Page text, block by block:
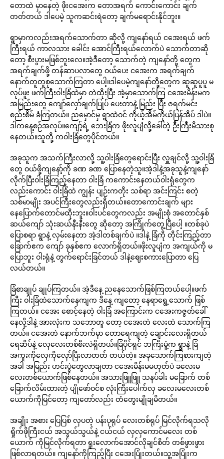
တောထဲ မှာနေတဲ့ ဖိုးငအေးက တောအရက် ကောင်းကောင်း ချက်
တတ်တယ် ဒါပေမဲ့ သူကဆင်းရဲတော့ ချက်မရောင်းနိုင်ဘူး။
ရွာမှာကလည်းအရက်သောက်တာ ဆိုလို့ ကျနော်ရယ် ငအေးရယ် ဖက်
ကြီးရယ် ကာလသား ခေါင်း အောင်ကြီးရယ်လောက်ပဲ သောက်တာဆို
တော့ စီးပွားမဖြစ်ဘူးလေ။အဲ့ဒီတော့ သောက်တဲ့ ကျနော်တို့ တွေက
အရက်ချက်ဖို့ တန်ဆာပလာတွေ ဝယ်ပေး ငအေးက အရက်ချက်
နောက်တူတူစုသောက်ကြတာ ပေါ့။ဒါပေမဲ့ကျနော်တို့တွေက ဆူဆူပူပူ မ
လုပ်ဖူး ဖက်ကြီးဝါးခြံထဲမှာ တဲထိုးပြီး အဲ့မှာသောက်ကြ ငအေးမိန်းမက
အမြည်းတွေ ကျော်လှော်ချက်ပြုပ် ပေးတာနဲ့ မြည်း ပြီး ဇရက်မင်း
စည်းစိမ် ခံကြတယ်။ ညမှောင်မှ ရွာထဲဝင် ကိုယ့်အိမ်ကိုယ်ပြန်အိပ် ဒါပဲ။
ဒါကနေ့စဉ်အလုပ်။ကျော့်ရဲ့ ဘေးခြံက ဖိုးလူပျံလို့ခေါ်တဲ့ ဦးကြီးမိသားစု
နေတယ်။သူတို့ ကဝါးခြံတွေပိုင်တယ်။
အခုသူက အသက်ကြီးလာလို့ သူ့ဝါးခြံတွေရောင်းပြီး လှူချင်လို့ သူ့ဝါးခြံ
တွေ ဝယ်ဖို့ကျနော့်ကို ခဏ ခဏ ပြောနေတဲ့သူ။အဲ့ဒါနဲ့အခုသူနဲ့ကျနော်
လိုက်ပြီးဝါးခြံကြည့်နေတာ ဝါးခြံ ကကောင်းနေတယ်ဝါးရုံတွေက
လည်းကောင်း ဝါးခြံထဲ ကျွန်း ပျဉ်းကတိုး သစ်ရာ အင်းကြင်း စတဲ့
သစ်မာမျိုး အပင်ကြီးတွေလည်းရှိတယ်။တောကောင်းချက် များ
နေပြောက်တောင်မထိုးဘူး။ဝါးပင်တွေကလည်း အမျိုးစုံ အတောင်နှစ်
ဆယ်ကျော် သုံးဆယ်နီးနီးတွေ ဆိုတော့ အကြိုက်တွေ့ပြီပေါ့ ။တစ်ခုပဲ
ပြောစရာ ရွာနဲ့ လှမ်းနေတာ အဲ့ဒါတစ်ချက်ပဲ ။ဒါနဲ့ ခြံကို တိုင်းကြည့်တာ
ခြောက်ဧက ကျော် ခုနှစ်ဧက လောက်ရှိတယ်။ဖိုးလူပျံက အကျယ်ကို မ
ပြောဘူး ဝါးရုံနဲ့ တွက်ရောင်းခြင်တယ် ဒါနဲ့ဈေးစကားပြောတာ ပြေ
လယ်တယ်။
ခြံစာချုပ် ချုပ်ကြတယ်။ အဲ့ဒီနေ့ ညနေသောက်ဖြစ်ကြတယ်ပေါ့။ဖက်
ကြီး ဝါးခြံထဲသောက်နေကျက ဒီနေ့ ကျတော့ နေရာရွေ့သောက် ဖြစ်
ကြတယ်။ ငအေး စောင့်နေတဲ့ ဝါးခြံ အကြောင်းက ငအေးကဇွတ်ခေါ်
နေလို့ဒါနဲ့ အားလုံးက သဘောတူ တော့ ငအေးတဲ လေးထဲ သောက်ကြ
တယ်။ ငအေးတဲ နောက်ဘက်မှာ တောရေကျတဲ့ ချောင်းလေးရှိတယ်
ရေဆိပ်နဲ့ လှေလေးတစ်စီးလဲရှိတယ်။ခြံပိုင်ရှင် ဘကြီးမှုံ့က ရွာနဲ့ ခြံ
အကူးကိုလှေကိုလှော်ပြီးလာတတ် တယ်တဲ့။ အခုသောက်ကြစားကျတဲ့
အခါ အမြည်း ဟင်းပွဲတွေလာချတာ ငအေးမိန်းမမဟုတ်ပဲ ခလေးမ
လေးတစ်ယောက်ဖြစ်နေတယ်။ အသားဖြူဖြူ သနပ်ခါး မခြောက် တစ်
ခြောက်လိမ်းထားတဲ့ ပျိုဖော်ဝင်စ လုံးကြီးပေါက်လှ ခလေးမလေးတစ်
ယောက်ကိုမြင်တော့ ကျတော်လည်း တံတွေးမျိုချမိတယ်။
အချိုး အစား ပြေပြစ် လှပတဲ့ ပန်းပုရုပ် လေးတစ်ရုပ် မြင်လိုက်ရသလို
ရှိုက်ဖိုကြီးငယ် အသွယ်သွယ်နဲ့ ငယ်ငယ် လှလှကောင်မလေး တစ်
ယောက် ကိုမြင်လိုက်ရတာ ရူးလောက်အောင်လိုချင်စိတ် တစ်ဖွားဖွား
ဖြစ်လာရတယ်။ ကျနော်ကိုကြည့်ပြီး ငအေးပြုံးတယ်။သူ့အပြုံးက